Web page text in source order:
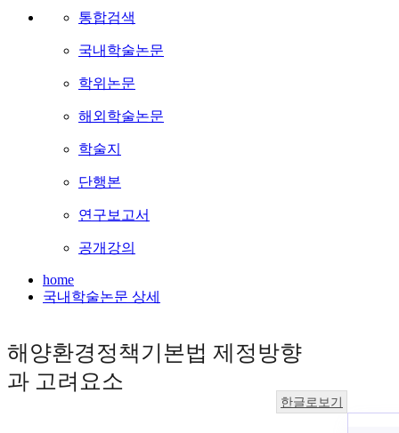
통합검색
국내학술논문
학위논문
해외학술논문
학술지
단행본
연구보고서
공개강의
home
국내학술논문 상세
해양환경정책기본법 제정방향
과 고려요소
한글로보기